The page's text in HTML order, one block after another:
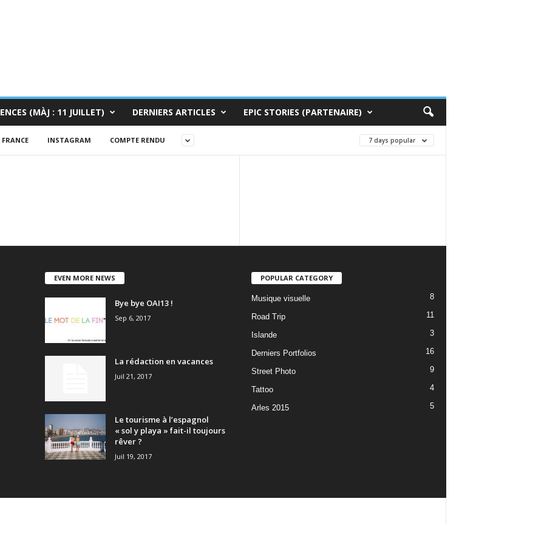
(MÀJ : 11 JUILLET) DERNIERS ARTICLES EPIC STORIES (PARTENAIRE)
FRANCE INSTAGRAM COMPTE RENDU 7 days popular
EVEN MORE NEWS
Bye bye OAI13 !
Sep 6, 2017
La rédaction en vacances
Juil 21, 2017
Le tourisme à l’espagnol
« sol y playa » fait-il toujours
rêver ?
Juil 19, 2017
POPULAR CATEGORY
Musique visuelle 8
Road Trip 11
Islande 3
Derniers Portfolios 16
Street Photo 9
Tattoo 4
Arles 2015 5